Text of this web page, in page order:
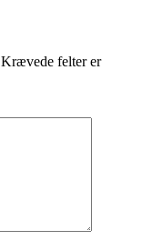
Krævede felter er